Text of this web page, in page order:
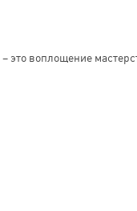
– это воплощение